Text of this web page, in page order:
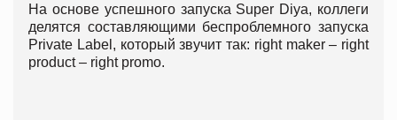
На основе успешного запуска Super Diya, коллеги
делятся составляющими беспроблемного запуска
Private Label, который звучит так: right maker – right
product – right promo.